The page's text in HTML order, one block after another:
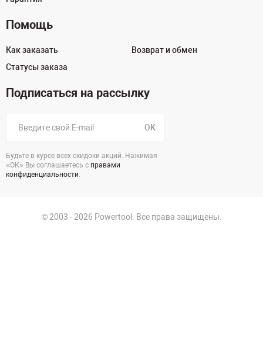
Помощь
Как заказать
Статусы заказа
Возврат и обмен
Подписаться на рассылку
OK
Будьте в курсе всех скидоки акций. Нажимая
«ОК» Вы соглашаетесь с правами
конфиденциальности.
© 2003 - 2026 Powertool. Все права защищены.